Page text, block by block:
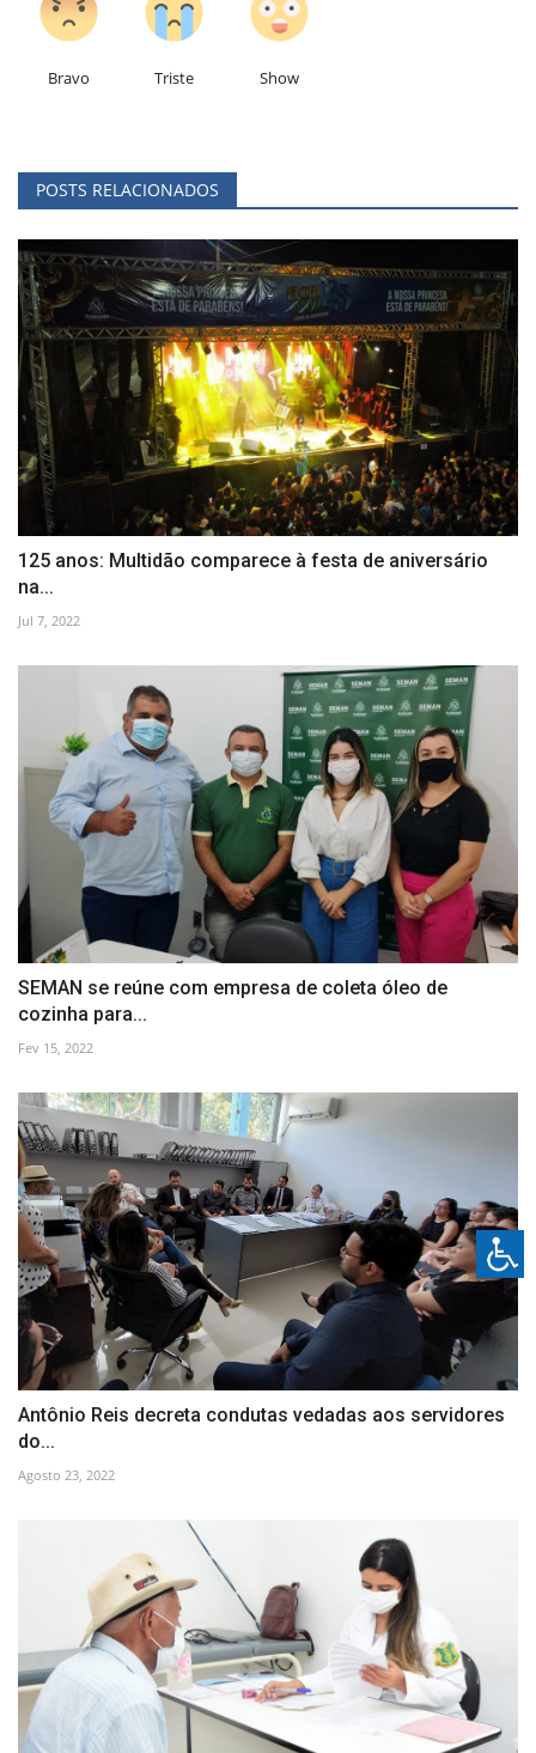
Bravo Triste Show
POSTS RELACIONADOS
125 anos: Multidão comparece à festa de aniversário
na...
Jul 7, 2022
SEMAN se reúne com empresa de coleta óleo de
cozinha para...
Fev 15, 2022
Antônio Reis decreta condutas vedadas aos servidores
do...
Agosto 23, 2022